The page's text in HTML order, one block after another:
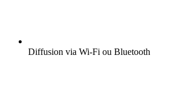
Diffusion via Wi-Fi ou Bluetooth